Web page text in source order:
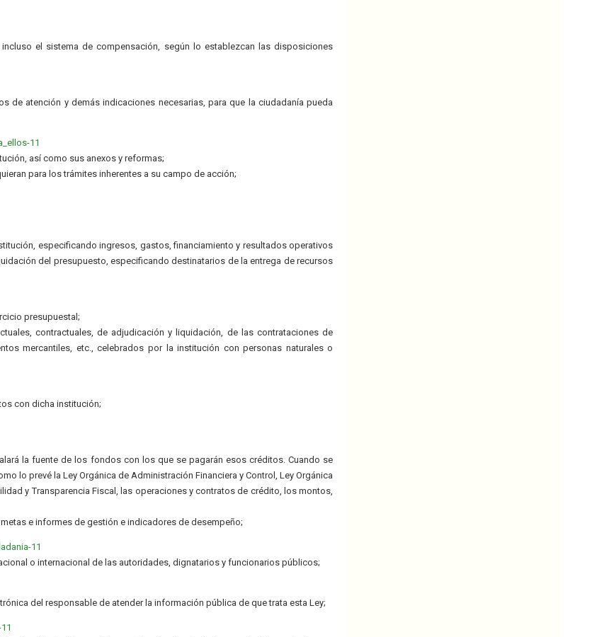
el sistema de compensación, según lo establezcan las disposiciones
de atención y demás indicaciones necesarias, para que la ciudadanía pueda
11
así como sus anexos y reformas;
para los trámites inherentes a su campo de acción;
especificando ingresos, gastos, financiamiento y resultados operativos
del presupuesto, especificando destinatarios de la entrega de recursos
presupuestal;
contractuales, de adjudicación y liquidación, de las contrataciones de
mercantiles, etc., celebrados por la institución con personas naturales o
con dicha institución;
la fuente de los fondos con los que se pagarán esos créditos. Cuando se
lo prevé la Ley Orgánica de Administración Financiera y Control, Ley Orgánica
y Transparencia Fiscal, las operaciones y contratos de crédito, los montos,
e informes de gestión e indicadores de desempeño;
11
o internacional de las autoridades, dignatarios y funcionarios públicos;
del responsable de atender la información pública de que trata esta Ley;